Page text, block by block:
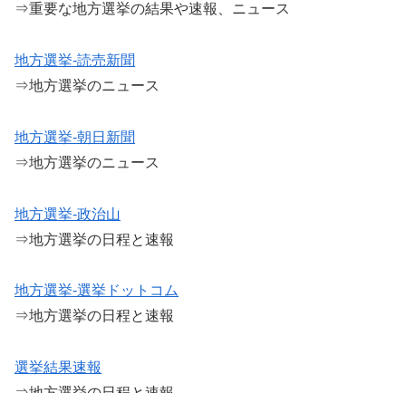
⇒重要な地方選挙の結果や速報、ニュース
地方選挙-読売新聞
⇒地方選挙のニュース
地方選挙-朝日新聞
⇒地方選挙のニュース
地方選挙-政治山
⇒地方選挙の日程と速報
地方選挙-選挙ドットコム
⇒地方選挙の日程と速報
選挙結果速報